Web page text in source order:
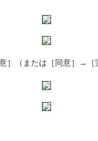
］（または［同意］→［